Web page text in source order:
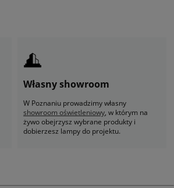
Własny showroom
W Poznaniu prowadzimy własny
showroom oświetleniowy, w którym na
żywo obejrzysz wybrane produkty i
dobierzesz lampy do projektu.